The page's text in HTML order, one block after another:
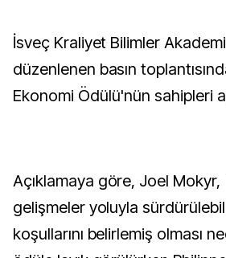
İsveç Kraliyet Bilimler
düzenlenen basın
Ekonomi Ödülü'nün sahipleri
Açıklamaya göre, Joel
gelişmeler yoluyla
koşullarını belirlemiş olması